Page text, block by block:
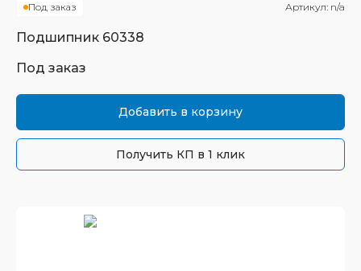
Под заказ Артикул: n/a
Подшипник 60338
Под заказ
Добавить в корзину
Получить КП в 1 клик